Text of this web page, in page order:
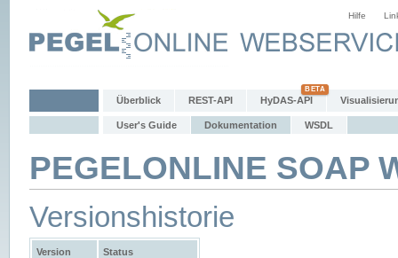
Hilfe
Überblick REST-API HyDAS-API
User's Guide Dokumentation WSDL
PEGELONLINE SOAP
Versionshistorie
Version Status